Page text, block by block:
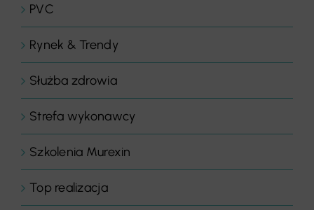
PVC
Rynek & Trendy
Służba zdrowia
Strefa wykonawcy
Szkolenia Murexin
Top realizacja